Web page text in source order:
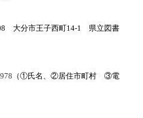
大分市王子西町14-1
県立図書
（①氏名、②居住市町村 ③電